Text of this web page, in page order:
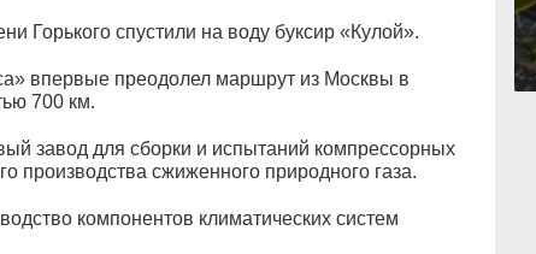
Горького спустили на воду буксир «Кулой».
впервые преодолел маршрут из Москвы в
700 км.
завод для сборки и испытаний компрессорных
производства сжиженного природного газа.
компонентов климатических систем